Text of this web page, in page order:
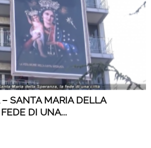
SANTA MARIA DELLA
DI UNA...